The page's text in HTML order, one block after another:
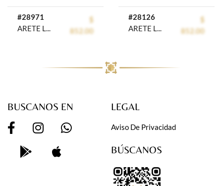
#28971
$
852.00
#28126
$
852.00
BUSCANOS EN LEGAL
Aviso De Privacidad
BÚSCANOS